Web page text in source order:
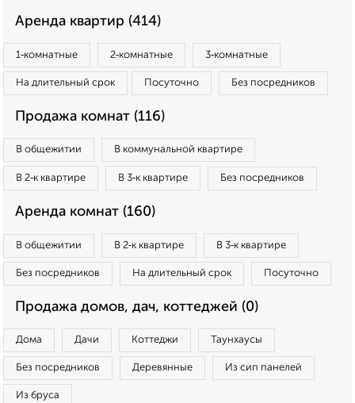
Аренда квартир (414)
1‑комнатные 2‑комнатные 3‑комнатные
На длительный срок Посуточно Без посредников
Продажа комнат (116)
В общежитии В коммунальной квартире
В 2‑к квартире В 3‑к квартире Без посредников
Аренда комнат (160)
В общежитии В 2‑к квартире В 3‑к квартире
Без посредников На длительный срок Посуточно
Продажа домов, дач, коттеджей (0)
Дома Дачи Коттеджи Таунхаусы
Без посредников Деревянные Из сип панелей
Из бруса